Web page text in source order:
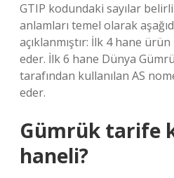
GTIP kodundaki sayılar
anlamları temel olarak
açıklanmıştır: İlk 4 hane
eder. İlk 6 hane Dünya
tarafından kullanılan AS
eder.
Gümrük tarife
haneli?